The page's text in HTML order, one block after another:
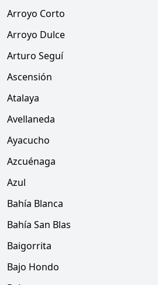
Arroyo Corto
Arroyo Dulce
Arturo Seguí
Ascensión
Atalaya
Avellaneda
Ayacucho
Azcuénaga
Azul
Bahía Blanca
Bahía San Blas
Baigorrita
Bajo Hondo